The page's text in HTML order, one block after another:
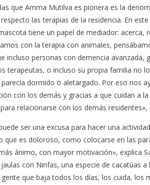
que Amma Mutilva es pionera es la
las terapias de la residencia. En
tiene un papel de mediador:
con la terapia con animales,
incluso personas con demencia
terapeutas, o incluso su propia familia no
dormido o aletargado. Por eso nos
con los demás y gracias a que cuidan a
relacionarse con los demás residentes»,
ser una excusa para hacer una
que es doloroso, como colocarse en las
ánimo, con mayor motivación», explica
con Ninfas, una especie de cacatúas
que baja todos los días, los cuida, los